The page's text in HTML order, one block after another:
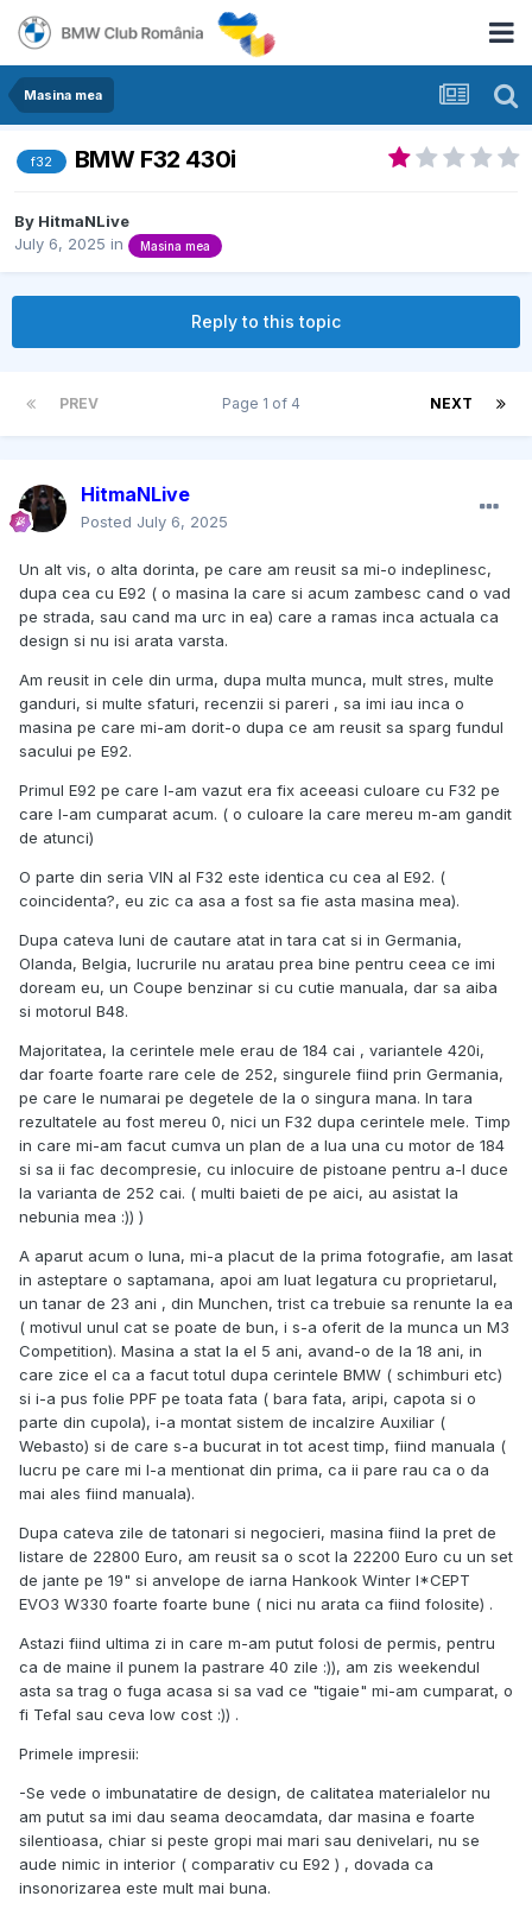
Masina mea
f32 BMW F32 430i
By HitmaNLive
July 6, 2025 in Masina mea
Reply to this topic
PREV NEXT
Page 1 of 4
HitmaNLive
Posted July 6, 2025
Un alt vis, o alta dorinta, pe care am reusit sa mi-o indeplinesc,
dupa cea cu E92 ( o masina la care si acum zambesc cand o vad
pe strada, sau cand ma urc in ea) care a ramas inca actuala ca
design si nu isi arata varsta.
Am reusit in cele din urma, dupa multa munca, mult stres, multe
ganduri, si multe sfaturi, recenzii si pareri , sa imi iau inca o
masina pe care mi-am dorit-o dupa ce am reusit sa sparg fundul
sacului pe E92.
Primul E92 pe care l-am vazut era fix aceeasi culoare cu F32 pe
care l-am cumparat acum. ( o culoare la care mereu m-am gandit
de atunci)
O parte din seria VIN al F32 este identica cu cea al E92. (
coincidenta?, eu zic ca asa a fost sa fie asta masina mea).
Dupa cateva luni de cautare atat in tara cat si in Germania,
Olanda, Belgia, lucrurile nu aratau prea bine pentru ceea ce imi
doream eu, un Coupe benzinar si cu cutie manuala, dar sa aiba
si motorul B48.
Majoritatea, la cerintele mele erau de 184 cai , variantele 420i,
dar foarte foarte rare cele de 252, singurele fiind prin Germania,
pe care le numarai pe degetele de la o singura mana. In tara
rezultatele au fost mereu 0, nici un F32 dupa cerintele mele. Timp
in care mi-am facut cumva un plan de a lua una cu motor de 184
si sa ii fac decompresie, cu inlocuire de pistoane pentru a-l duce
la varianta de 252 cai. ( multi baieti de pe aici, au asistat la
nebunia mea :)) )
A aparut acum o luna, mi-a placut de la prima fotografie, am lasat
in asteptare o saptamana, apoi am luat legatura cu proprietarul,
un tanar de 23 ani , din Munchen, trist ca trebuie sa renunte la ea
( motivul unul cat se poate de bun, i s-a oferit de la munca un M3
Competition). Masina a stat la el 5 ani, avand-o de la 18 ani, in
care zice el ca a facut totul dupa cerintele BMW ( schimburi etc)
si i-a pus folie PPF pe toata fata ( bara fata, aripi, capota si o
parte din cupola), i-a montat sistem de incalzire Auxiliar (
Webasto) si de care s-a bucurat in tot acest timp, fiind manuala (
lucru pe care mi l-a mentionat din prima, ca ii pare rau ca o da
mai ales fiind manuala).
Dupa cateva zile de tatonari si negocieri, masina fiind la pret de
listare de 22800 Euro, am reusit sa o scot la 22200 Euro cu un set
de jante pe 19" si anvelope de iarna Hankook Winter I*CEPT
EVO3 W330 foarte foarte bune ( nici nu arata ca fiind folosite) .
Astazi fiind ultima zi in care m-am putut folosi de permis, pentru
ca de maine il punem la pastrare 40 zile :)), am zis weekendul
asta sa trag o fuga acasa si sa vad ce "tigaie" mi-am cumparat, o
fi Tefal sau ceva low cost :)) .
Primele impresii:
-Se vede o imbunatatire de design, de calitatea materialelor nu
am putut sa imi dau seama deocamdata, dar masina e foarte
silentioasa, chiar si peste gropi mai mari sau denivelari, nu se
aude nimic in interior ( comparativ cu E92 ) , dovada ca
insonorizarea este mult mai buna.